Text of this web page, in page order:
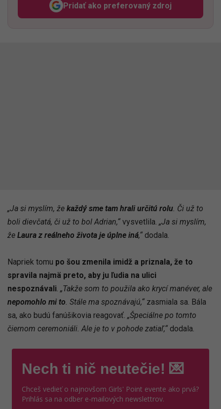
Pridať ako preferovaný zdroj
Odzadu, odkaz sa otvorí v
„Ja si myslím, že každý sme tam hrali určitú rolu . Či už to
boli dievčatá, či už to bol Adrian,“ vysvetlila. „Ja si myslím,
že Laura z reálneho života je úplne iná,“ dodala.
Napriek tomu po šou zmenila imidž a priznala, že to
spravila najmä preto, aby ju ľudia na ulici
nespoznávali. „Takže som to použila ako krycí manéver, ale
nepomohlo mi to. Stále ma spoznávajú,“ zasmiala sa. Bála
sa, ako budú fanúšikovia reagovať. „Špeciálne po tomto
čiernom ceremoniáli. Ale je to v pohode zatiaľ,“ dodala.
Nech ti nič neutečie! 💌
Chceš vedieť o najnovšom Girls' Point evente ako prvá?
Prihlás sa na odber e-mailových newslettrov.